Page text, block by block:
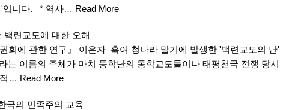
'입니다. * 역사… Read More
백련교도에 대한 오해
회에 관한 연구』 이은자 혹여 청나라 말기에 발생한 '백련교도의 난'
는 이름의 주체가 마치 동학난의 동학교도들이나 태평천국 전쟁 당시
적… Read More
국의 민족주의 교육